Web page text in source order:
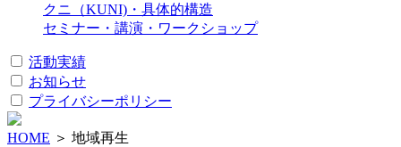
クニ（KUNI)・具体的構造
セミナー・講演・ワークショップ
活動実績
お知らせ
プライバシーポリシー
HOME ＞ 地域再生